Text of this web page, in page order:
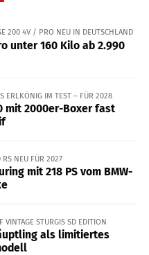
200 4V / PRO NEU IN DEUTSCHLAND
unter 160 Kilo ab 2.990
ERLKÖNIG IM TEST – FÜR 2028
mit 2000er-Boxer fast
NEU FÜR 2027
mit 218 PS vom BMW-
VINTAGE STURGIS SD EDITION
als limitiertes